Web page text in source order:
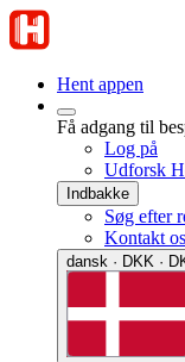
Hent appen
Få adgang til
Log på
Udforsk
Indbakke
Søg efter
Kontakt os
dansk · DKK ·